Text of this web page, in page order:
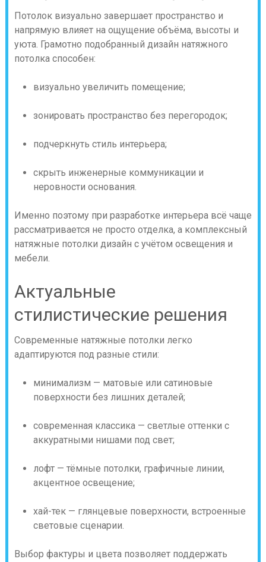
Потолок визуально завершает пространство и
напрямую влияет на ощущение объёма, высоты и
уюта. Грамотно подобранный дизайн натяжного
потолка способен:
визуально увеличить помещение;
зонировать пространство без перегородок;
подчеркнуть стиль интерьера;
скрыть инженерные коммуникации и
неровности основания.
Именно поэтому при разработке интерьера всё чаще
рассматривается не просто отделка, а комплексный
натяжные потолки дизайн с учётом освещения и
мебели.
Актуальные
стилистические решения
Современные натяжные потолки легко
адаптируются под разные стили:
минимализм — матовые или сатиновые
поверхности без лишних деталей;
современная классика — светлые оттенки с
аккуратными нишами под свет;
лофт — тёмные потолки, графичные линии,
акцентное освещение;
хай-тек — глянцевые поверхности, встроенные
световые сценарии.
Выбор фактуры и цвета позволяет поддержать